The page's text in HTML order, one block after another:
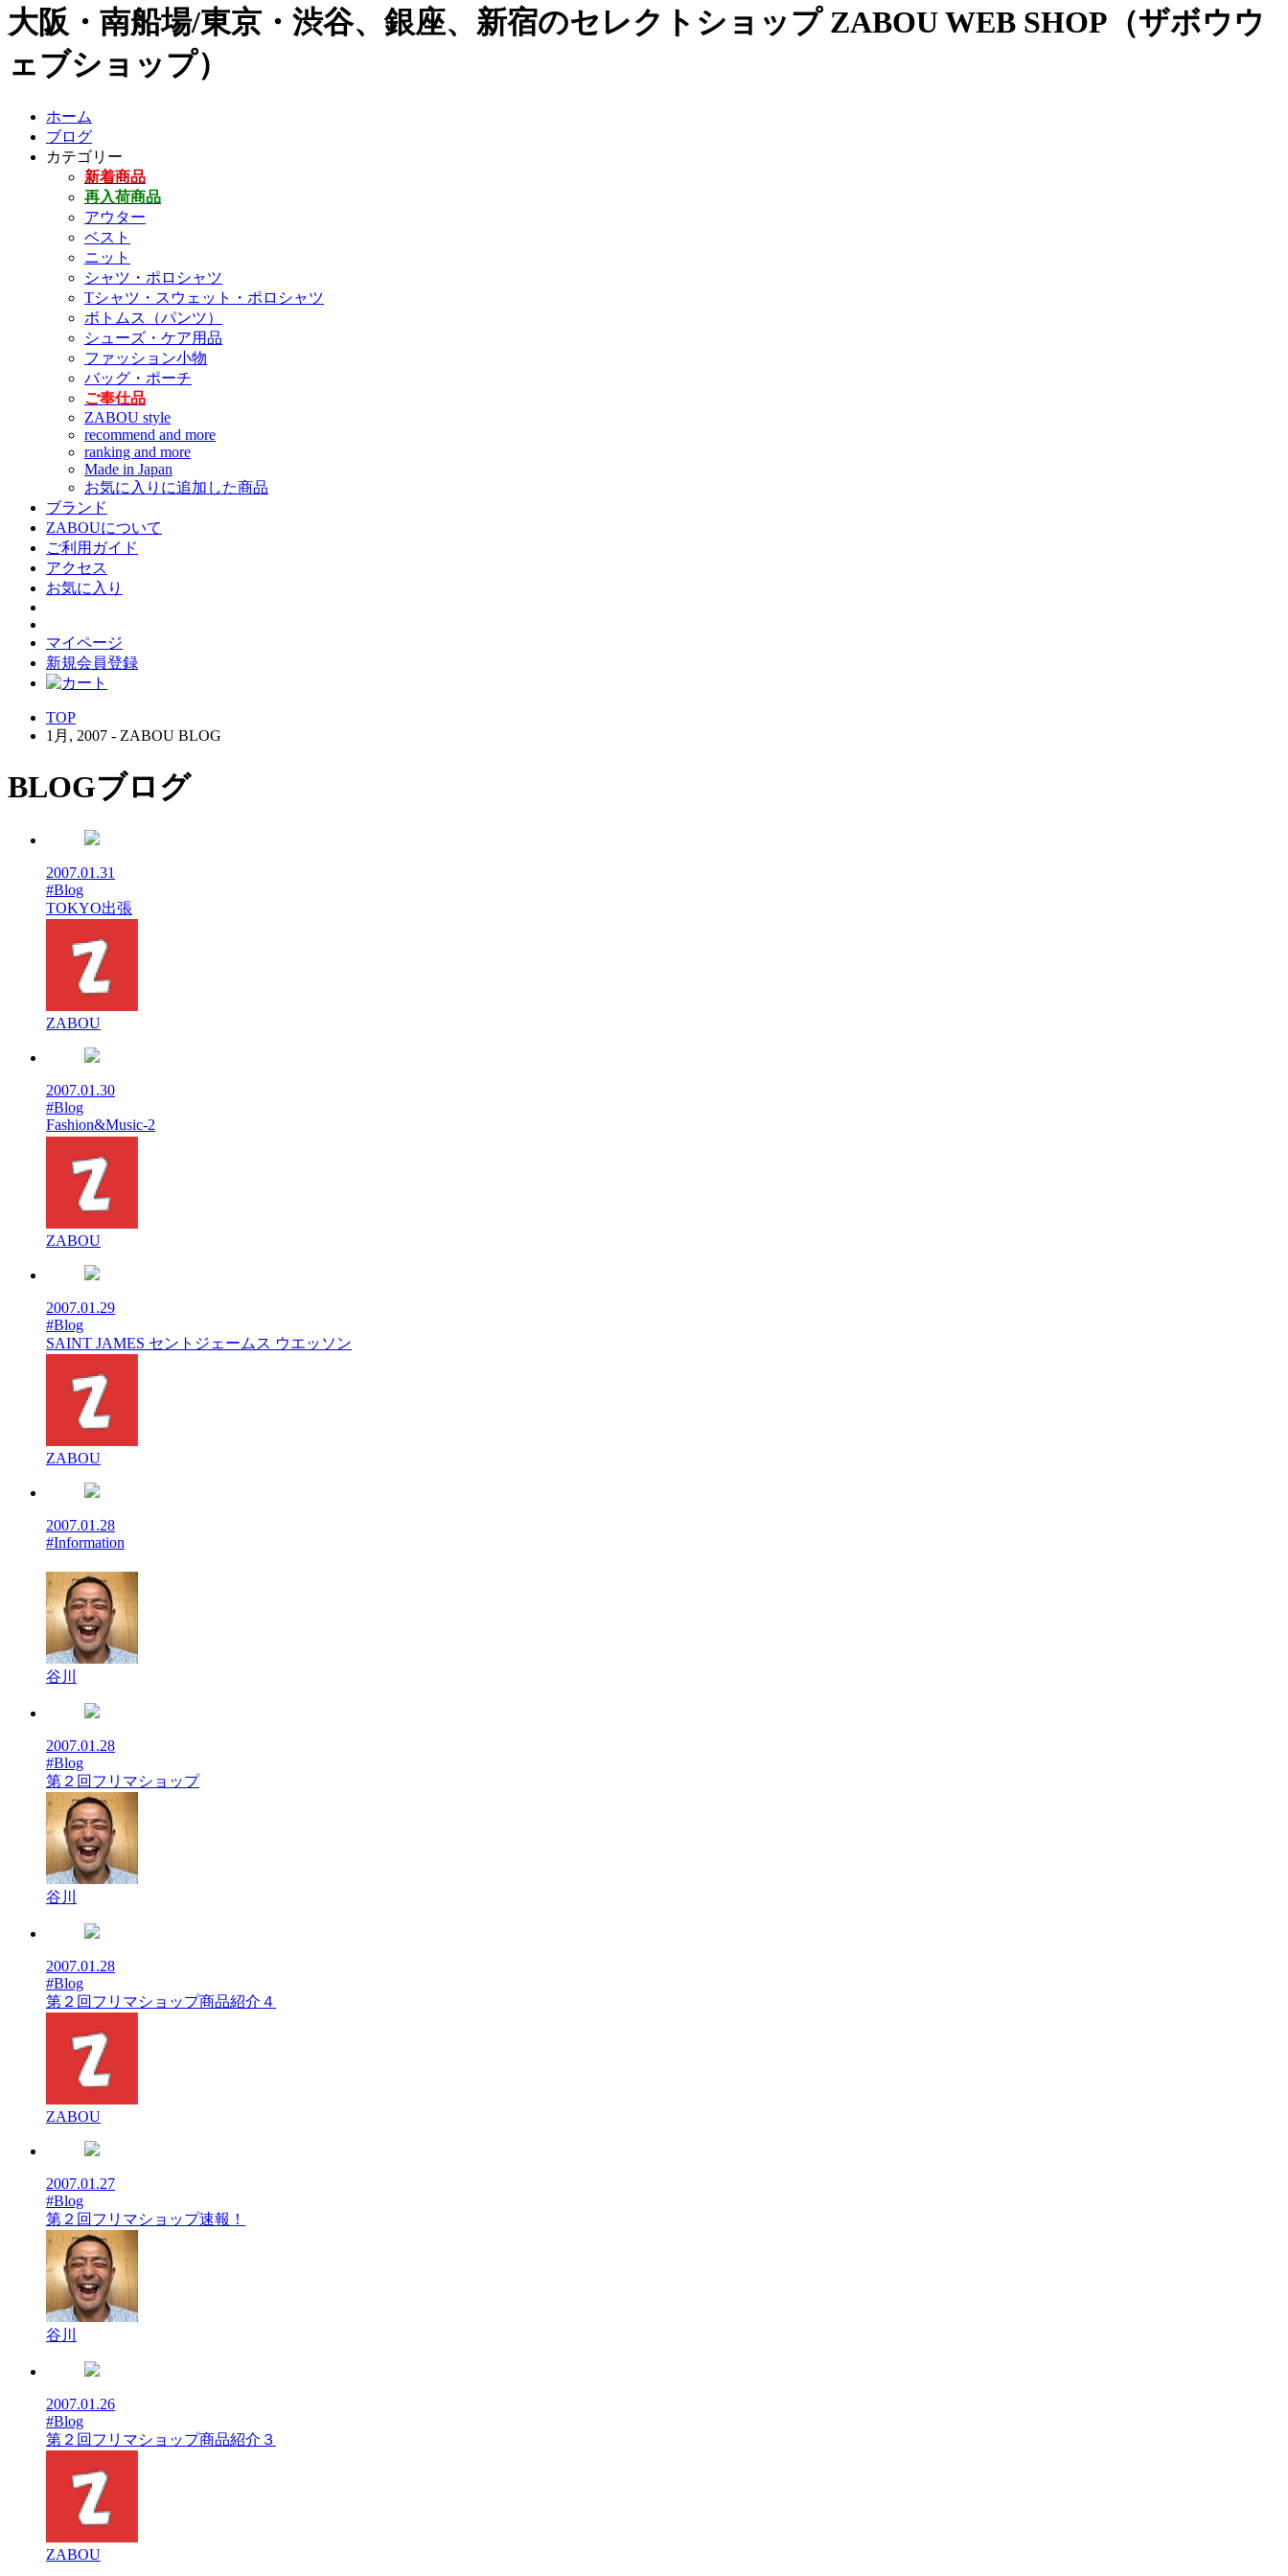
大阪・南船場/東京・渋谷、銀座、新宿のセレクトショップ ZABOU WEB SHOP（ザボウウ
ェブショップ）
ホーム
ブログ
カテゴリー
新着商品
再入荷商品
アウター
ベスト
ニット
シャツ・ポロシャツ
Tシャツ・スウェット・ポロシャツ
ボトムス（パンツ）
シューズ・ケア用品
ファッション小物
バッグ・ポーチ
ご奉仕品
ZABOU style
recommend and more
ranking and more
Made in Japan
お気に入りに追加した商品
ブランド
ZABOUについて
ご利用ガイド
アクセス
お気に入り
マイページ
新規会員登録
TOP
1月, 2007 - ZABOU BLOG
BLOGブログ
2007.01.31
#Blog
TOKYO出張
ZABOU
2007.01.30
#Blog
Fashion&Music-2
ZABOU
2007.01.29
#Blog
SAINT JAMES セントジェームス ウエッソン
ZABOU
2007.01.28
#Information
谷川
2007.01.28
#Blog
第２回フリマショップ
谷川
2007.01.28
#Blog
第２回フリマショップ商品紹介４
ZABOU
2007.01.27
#Blog
第２回フリマショップ速報！
谷川
2007.01.26
#Blog
第２回フリマショップ商品紹介３
ZABOU